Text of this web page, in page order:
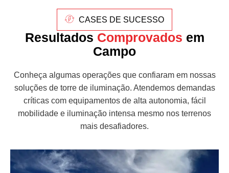
CASES DE SUCESSO
Resultados Comprovados em
Campo
Conheça algumas operações que confiaram em nossas
soluções de torre de iluminação. Atendemos demandas
críticas com equipamentos de alta autonomia, fácil
mobilidade e iluminação intensa mesmo nos terrenos
mais desafiadores.